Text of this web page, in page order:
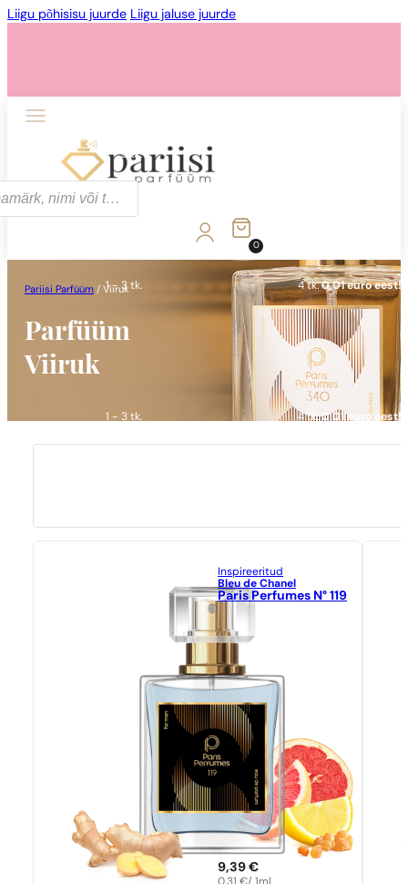
Liigu põhisisu juurde Liigu jaluse juurde
1 - 3 tk.
1 - 3 tk. 4 tk.0,01 euro eest!
1 - 3 tk. 4 tk.0,01 euro eest!
0
Pariisi Parfüüm /Viiruk
Parfüüm
Viiruk
Inspireeritud
Bleu de Chanel
Paris Perfumes N° 119
9,39€